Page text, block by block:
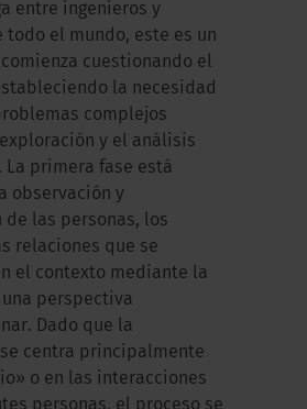
entre ingenieros y
todo el mundo, este es un
cuestionando el
la necesidad
complejos
y el análisis
La primera fase está
observación y
de las personas, los
relaciones que se
el contexto mediante la
perspectiva
Dado que la
centra principalmente
o en las interacciones